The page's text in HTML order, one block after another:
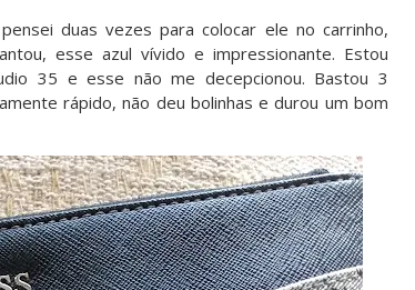
duas vezes para colocar ele no carrinho,
esse azul vívido e impressionante. Estou
35 e esse não me decepcionou. Bastou 3
rápido, não deu bolinhas e durou um bom